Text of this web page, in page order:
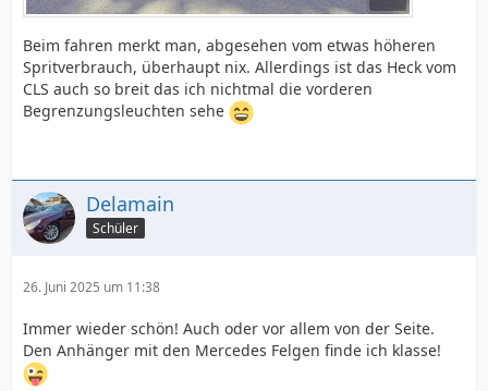
Beim fahren merkt man, abgesehen vom etwas höheren
Spritverbrauch, überhaupt nix. Allerdings ist das Heck vom
CLS auch so breit das ich nichtmal die vorderen
Begrenzungsleuchten sehe
Delamain
Schüler
26. Juni 2025 um 11:38
Immer wieder schön! Auch oder vor allem von der Seite.
Den Anhänger mit den Mercedes Felgen finde ich klasse!